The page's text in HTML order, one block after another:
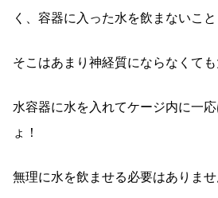
く、容器に入った水を飲まないこと
そこはあまり神経質にならなくても
水容器に水を入れてケージ内に一
ょ！
無理に水を飲ませる必要はありませ